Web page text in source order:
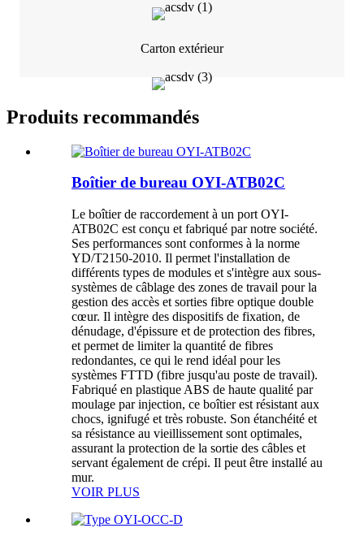
Carton extérieur
Produits recommandés
Boîtier de bureau OYI-ATB02C
Le boîtier de raccordement à un port OYI-
ATB02C est conçu et fabriqué par notre société.
Ses performances sont conformes à la norme
YD/T2150-2010. Il permet l'installation de
différents types de modules et s'intègre aux sous-
systèmes de câblage des zones de travail pour la
gestion des accès et sorties fibre optique double
cœur. Il intègre des dispositifs de fixation, de
dénudage, d'épissure et de protection des fibres,
et permet de limiter la quantité de fibres
redondantes, ce qui le rend idéal pour les
systèmes FTTD (fibre jusqu'au poste de travail).
Fabriqué en plastique ABS de haute qualité par
moulage par injection, ce boîtier est résistant aux
chocs, ignifugé et très robuste. Son étanchéité et
sa résistance au vieillissement sont optimales,
assurant la protection de la sortie des câbles et
servant également de crépi. Il peut être installé au
mur.
VOIR PLUS